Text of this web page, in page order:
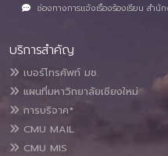
ช่องทางการแจ้งเรื่องร้องเรียน สำนั
บริการสำคัญ
เบอร์โทรศัพท์ มช.
แผนที่มหาวิทยาลัยเชียงใหม่
การบริจาค*
CMU MAIL
CMU MIS